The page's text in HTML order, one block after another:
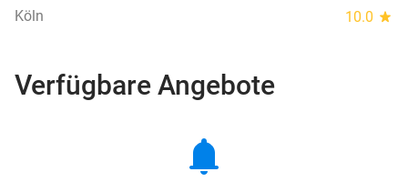
Köln 10.0 star
Verfügbare Angebote
notifications